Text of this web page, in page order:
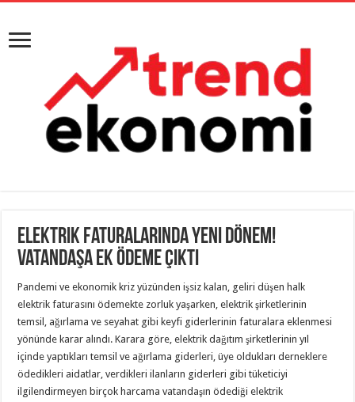
Elektrik faturalarında yeni dönem!
Vatandaşa ek ödeme çıktı
Pandemi ve ekonomik kriz yüzünden işsiz kalan, geliri düşen halk
elektrik faturasını ödemekte zorluk yaşarken, elektrik şirketlerinin
temsil, ağırlama ve seyahat gibi keyfi giderlerinin faturalara eklenmesi
yönünde karar alındı. Karara göre, elektrik dağıtım şirketlerinin yıl
içinde yaptıkları temsil ve ağırlama giderleri, üye oldukları derneklere
ödedikleri aidatlar, verdikleri ilanların giderleri gibi tüketiciyi
ilgilendirmeyen birçok harcama vatandaşın ödediği elektrik